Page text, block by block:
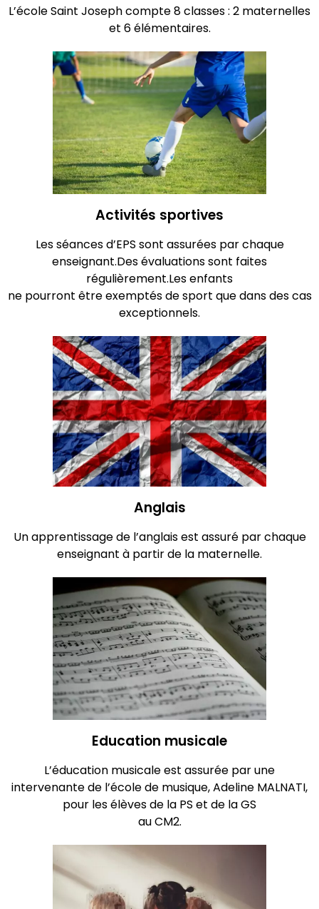
L’école Saint Joseph compte 8 classes : 2 maternelles
et 6 élémentaires.
Activités sportives
Les séances d’EPS sont assurées par chaque
enseignant.Des évaluations sont faites
régulièrement.Les enfants
ne pourront être exemptés de sport que dans des cas
exceptionnels.
Anglais
Un apprentissage de l’anglais est assuré par chaque
enseignant à partir de la maternelle.
Education musicale
L’éducation musicale est assurée par une
intervenante de l’école de musique, Adeline MALNATI,
pour les élèves de la PS et de la GS
au CM2.